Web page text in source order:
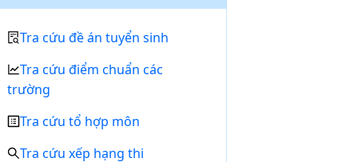
Tra cứu đề án tuyển sinh
Tra cứu điểm chuẩn các
trường
Tra cứu tổ hợp môn
Tra cứu xếp hạng thi